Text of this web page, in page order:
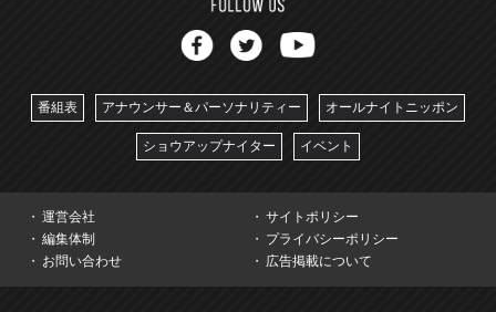
番組表 アナウンサー＆パーソナリティー オールナイトニッポン
ショウアップナイター イベント
運営会社
サイトポリシー
編集体制
プライバシーポリシー
お問い合わせ
広告掲載について